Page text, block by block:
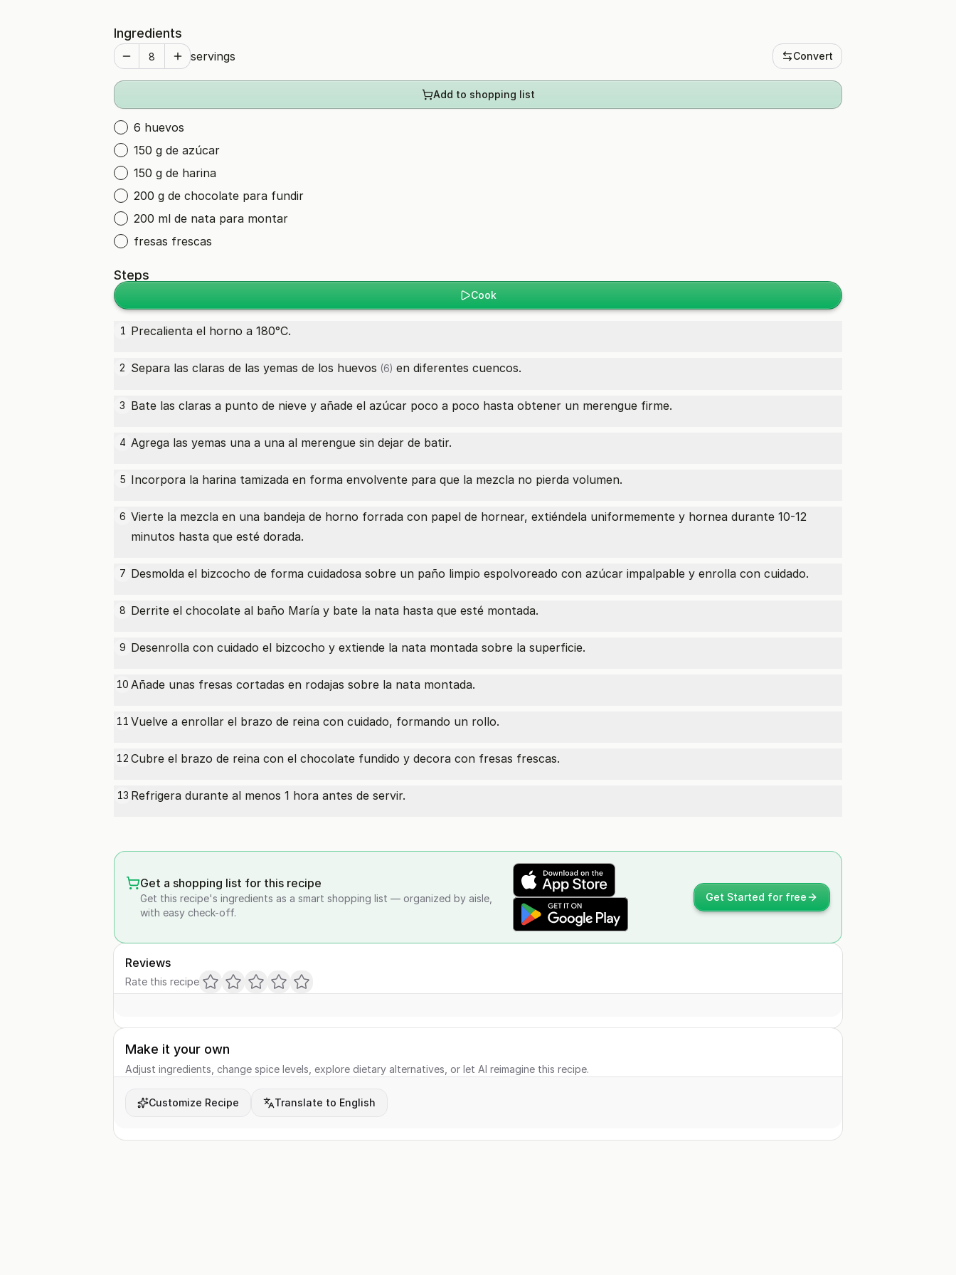
Ingredients
servings Convert
Add to shopping list
6 huevos
150 g de azúcar
150 g de harina
200 g de chocolate para fundir
200 ml de nata para montar
fresas frescas
Steps
Cook
1 Precalienta el horno a 180°C.
2 Separa las claras de las yemas de los huevos (6) en diferentes cuencos.
3 Bate las claras a punto de nieve y añade el azúcar poco a poco hasta obtener un merengue firme.
4 Agrega las yemas una a una al merengue sin dejar de batir.
5 Incorpora la harina tamizada en forma envolvente para que la mezcla no pierda volumen.
6 Vierte la mezcla en una bandeja de horno forrada con papel de hornear, extiéndela uniformemente y hornea durante 10-12
minutos hasta que esté dorada.
7 Desmolda el bizcocho de forma cuidadosa sobre un paño limpio espolvoreado con azúcar impalpable y enrolla con cuidado.
8 Derrite el chocolate al baño María y bate la nata hasta que esté montada.
9 Desenrolla con cuidado el bizcocho y extiende la nata montada sobre la superficie.
10 Añade unas fresas cortadas en rodajas sobre la nata montada.
11 Vuelve a enrollar el brazo de reina con cuidado, formando un rollo.
12 Cubre el brazo de reina con el chocolate fundido y decora con fresas frescas.
13 Refrigera durante al menos 1 hora antes de servir.
Get a shopping list for this recipe
Get this recipe's ingredients as a smart shopping list — organized by aisle,
with easy check-off.
Get Started for free
Reviews
Rate this recipe
Make it your own
Adjust ingredients, change spice levels, explore dietary alternatives, or let AI reimagine this recipe.
Customize Recipe Translate to English